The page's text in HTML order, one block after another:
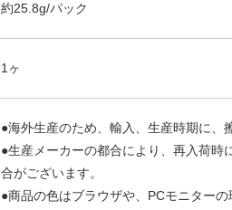
約25.8g/パック
1ヶ
●海外生産のため、輸入、生産時期に、
●生産メーカーの都合により、再入荷時
合がございます。
●商品の色はブラウザや、PCモニター